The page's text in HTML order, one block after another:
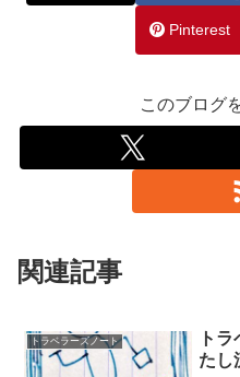
Pinterest
このブログ
関連記事
トラベラーズノート
ト
たし